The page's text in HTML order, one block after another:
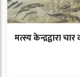
मत्स्य केन्द्रद्वारा